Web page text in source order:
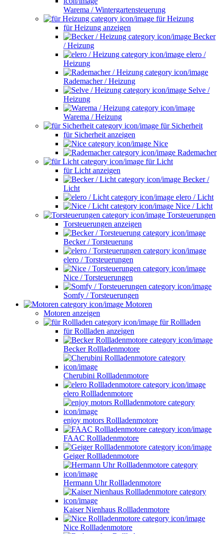
Warema / Wintergartensteuerung
für Heizung
für Heizung anzeigen
Becker
/ Heizung
elero /
Heizung
Rademacher / Heizung
Selve /
Heizung
Warema / Heizung
für Sicherheit
für Sicherheit anzeigen
Nice
Rademacher
für Licht
für Licht anzeigen
Becker /
Licht
elero / Licht
Nice / Licht
Torsteuerungen
Torsteuerungen anzeigen
Becker / Torsteuerung
elero / Torsteuerungen
Nice / Torsteuerungen
Somfy / Torsteuerungen
Motoren
Motoren anzeigen
für Rollladen
für Rollladen anzeigen
Becker Rollladenmotore
Cherubini Rollladenmotore
elero Rollladenmotore
enjoy motors Rollladenmotore
FAAC Rollladenmotore
Geiger Rollladenmotore
Hermann Uhr Rollladenmotore
Kaiser Nienhaus Rollladenmotore
Nice Rollladenmotore